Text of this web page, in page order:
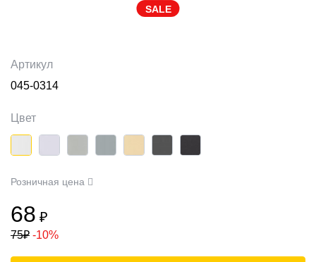
SALE
Артикул
045-0314
Цвет
Розничная цена
68 ₽
75₽ -10%